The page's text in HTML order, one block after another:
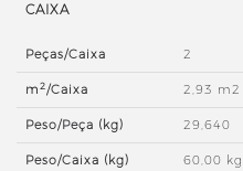
CAIXA
Peças/Caixa 2
m2/Caixa 2,93 m2
Peso/Peça (kg) 29,640
Peso/Caixa (kg) 60,00 kg